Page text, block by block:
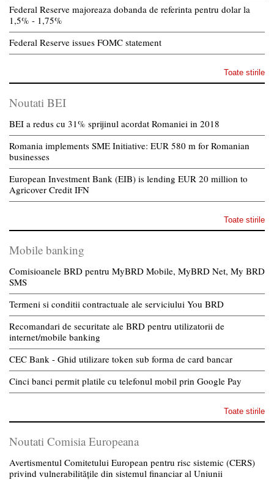
Federal Reserve majoreaza dobanda de referinta pentru dolar la
1,5% - 1,75%
Federal Reserve issues FOMC statement
Toate stirile
Noutati BEI
BEI a redus cu 31% sprijinul acordat Romaniei in 2018
Romania implements SME Initiative: EUR 580 m for Romanian
businesses
European Investment Bank (EIB) is lending EUR 20 million to
Agricover Credit IFN
Toate stirile
Mobile banking
Comisioanele BRD pentru MyBRD Mobile, MyBRD Net, My BRD
SMS
Termeni si conditii contractuale ale serviciului You BRD
Recomandari de securitate ale BRD pentru utilizatorii de
internet/mobile banking
CEC Bank - Ghid utilizare token sub forma de card bancar
Cinci banci permit platile cu telefonul mobil prin Google Pay
Toate stirile
Noutati Comisia Europeana
Avertismentul Comitetului European pentru risc sistemic (CERS)
privind vulnerabilitățile din sistemul financiar al Uniunii